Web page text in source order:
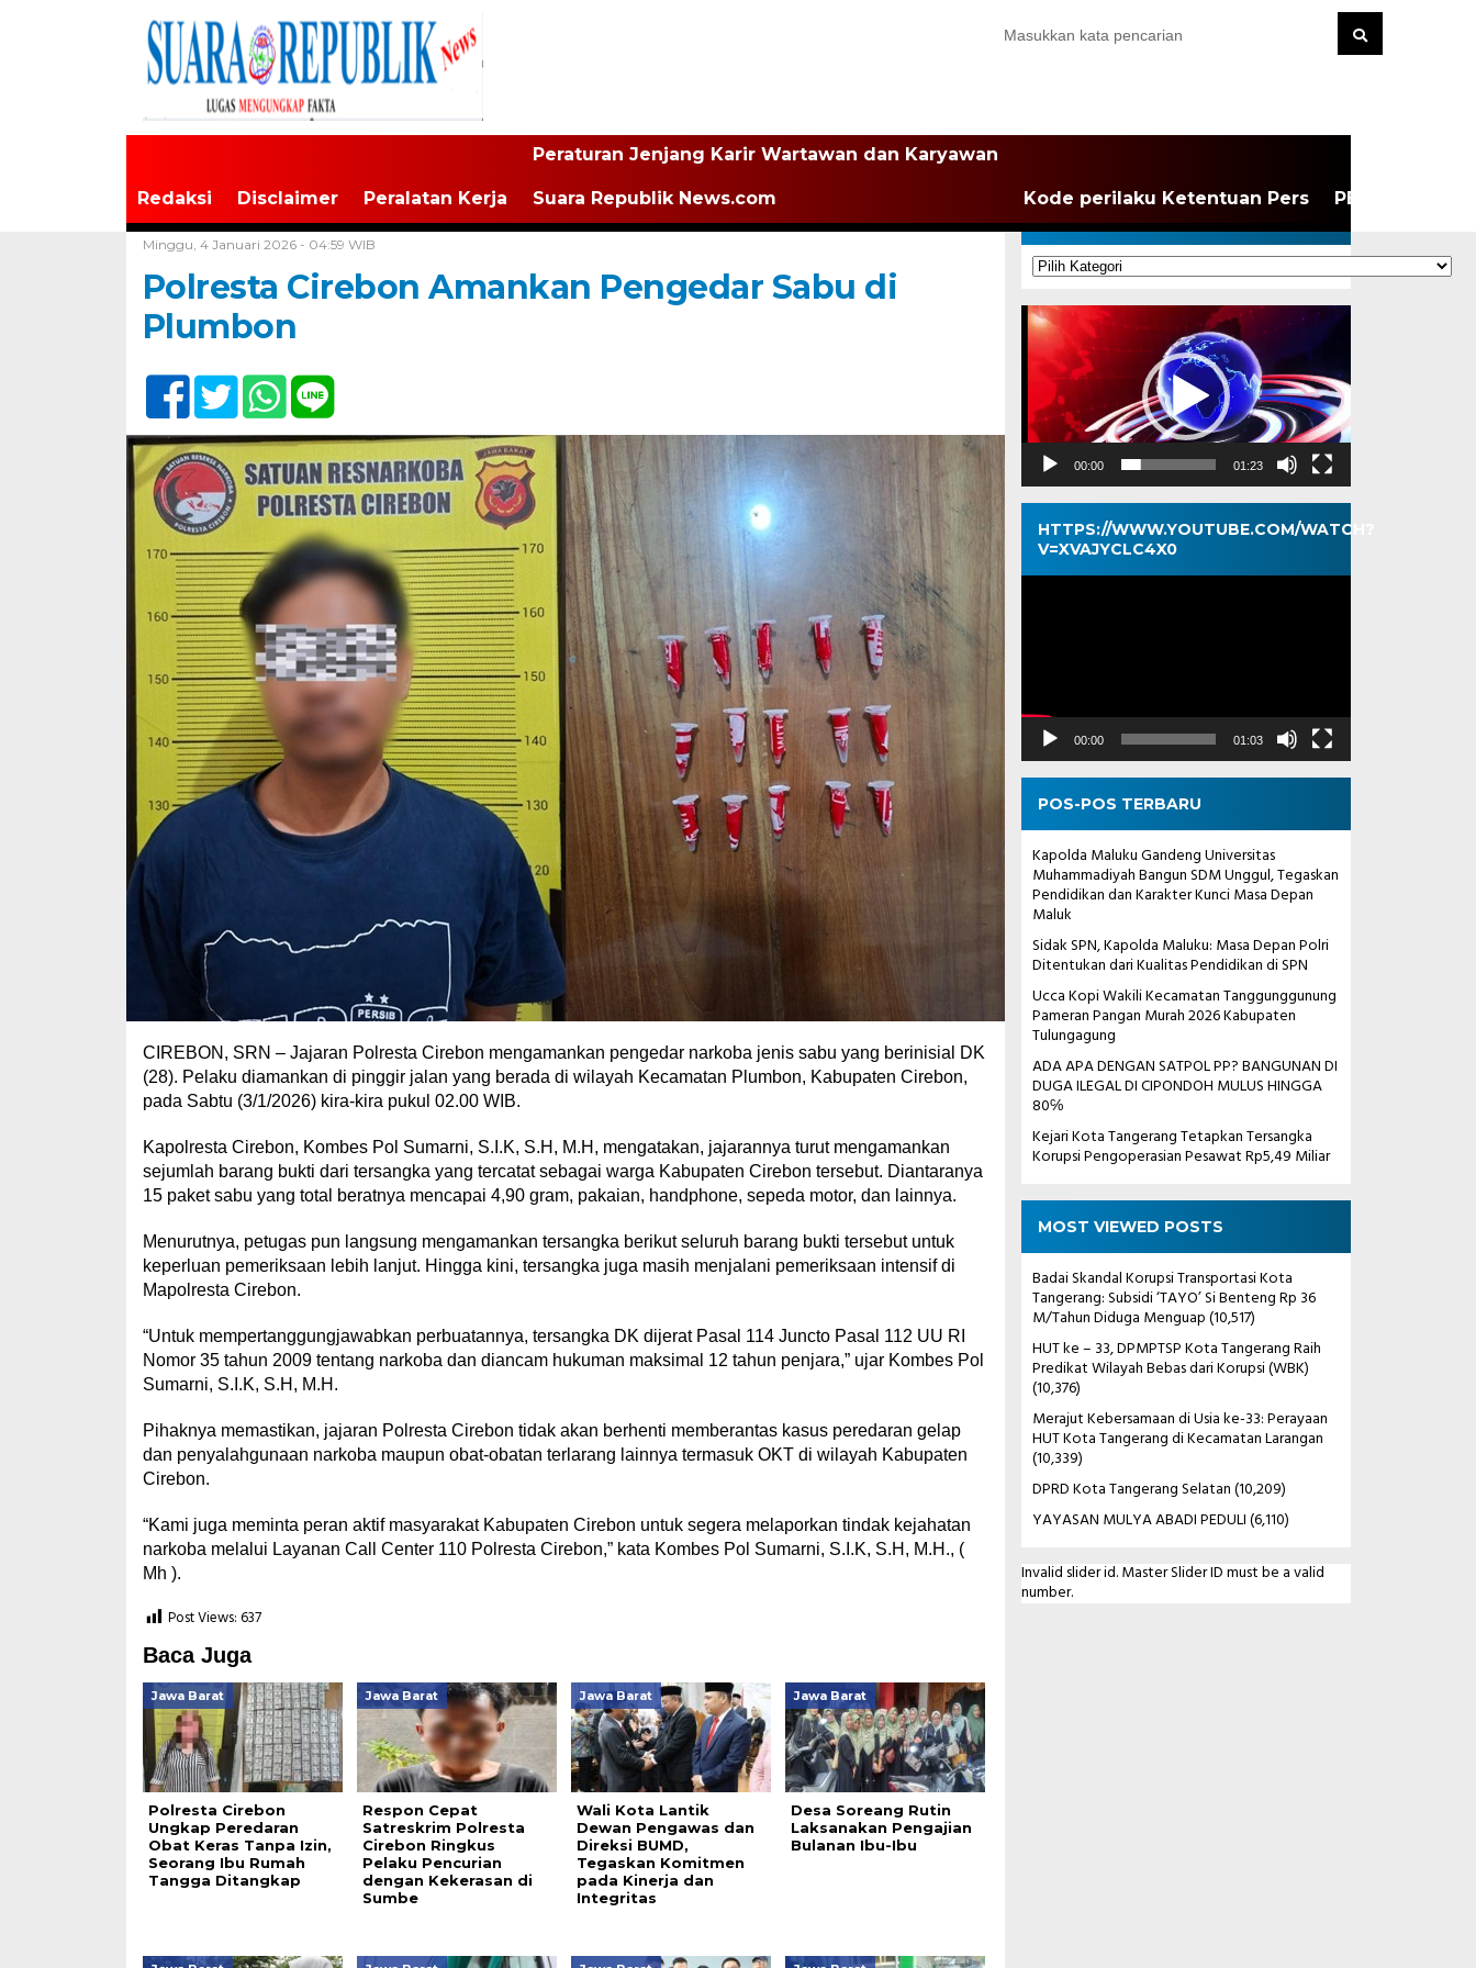
Redaksi Disclaimer Peralatan Kerja
Peraturan Jenjang Karir Wartawan dan Karyawan
Suara Republik News.com Kode perilaku Ketentuan Pers PEDOMAN
Minggu, 4 Januari 2026 - 04:59 WIB
Polresta Cirebon Amankan Pengedar Sabu di
Plumbon
CIREBON, SRN – Jajaran Polresta Cirebon mengamankan pengedar narkoba jenis sabu yang berinisial DK
(28). Pelaku diamankan di pinggir jalan yang berada di wilayah Kecamatan Plumbon, Kabupaten Cirebon,
pada Sabtu (3/1/2026) kira-kira pukul 02.00 WIB.
Kapolresta Cirebon, Kombes Pol Sumarni, S.I.K, S.H, M.H, mengatakan, jajarannya turut mengamankan
sejumlah barang bukti dari tersangka yang tercatat sebagai warga Kabupaten Cirebon tersebut. Diantaranya
15 paket sabu yang total beratnya mencapai 4,90 gram, pakaian, handphone, sepeda motor, dan lainnya.
Menurutnya, petugas pun langsung mengamankan tersangka berikut seluruh barang bukti tersebut untuk
keperluan pemeriksaan lebih lanjut. Hingga kini, tersangka juga masih menjalani pemeriksaan intensif di
Mapolresta Cirebon.
“Untuk mempertanggungjawabkan perbuatannya, tersangka DK dijerat Pasal 114 Juncto Pasal 112 UU RI
Nomor 35 tahun 2009 tentang narkoba dan diancam hukuman maksimal 12 tahun penjara,” ujar Kombes Pol
Sumarni, S.I.K, S.H, M.H.
Pihaknya memastikan, jajaran Polresta Cirebon tidak akan berhenti memberantas kasus peredaran gelap
dan penyalahgunaan narkoba maupun obat-obatan terlarang lainnya termasuk OKT di wilayah Kabupaten
Cirebon.
“Kami juga meminta peran aktif masyarakat Kabupaten Cirebon untuk segera melaporkan tindak kejahatan
narkoba melalui Layanan Call Center 110 Polresta Cirebon,” kata Kombes Pol Sumarni, S.I.K, S.H, M.H., (
Mh ).
Post Views:637
Baca Juga
Jawa Barat
Polresta Cirebon
Ungkap Peredaran
Obat Keras Tanpa Izin,
Seorang Ibu Rumah
Tangga Ditangkap
Jawa Barat
Respon Cepat
Satreskrim Polresta
Cirebon Ringkus
Pelaku Pencurian
dengan Kekerasan di
Sumbe
Jawa Barat
Wali Kota Lantik
Dewan Pengawas dan
Direksi BUMD,
Tegaskan Komitmen
pada Kinerja dan
Integritas
Jawa Barat
Desa Soreang Rutin
Laksanakan Pengajian
Bulanan Ibu-Ibu
KATEGORI
Kategori
Pemutar
Video
00:00 01:23
HTTPS://WWW.YOUTUBE.COM/WATCH?
V=XVAJYCLC4X0
Pemutar
00:00 01:03
POS-POS TERBARU
Kapolda Maluku Gandeng Universitas
Muhammadiyah Bangun SDM Unggul, Tegaskan
Pendidikan dan Karakter Kunci Masa Depan
Maluk
Sidak SPN, Kapolda Maluku: Masa Depan Polri
Ditentukan dari Kualitas Pendidikan di SPN
Ucca Kopi Wakili Kecamatan Tanggunggunung
Pameran Pangan Murah 2026 Kabupaten
Tulungagung
ADA APA DENGAN SATPOL PP? BANGUNAN DI
DUGA ILEGAL DI CIPONDOH MULUS HINGGA
80℅
Kejari Kota Tangerang Tetapkan Tersangka
Korupsi Pengoperasian Pesawat Rp5,49 Miliar
MOST VIEWED POSTS
Badai Skandal Korupsi Transportasi Kota
Tangerang: Subsidi ‘TAYO’ Si Benteng Rp 36
M/Tahun Diduga Menguap(10,517)
HUT ke – 33, DPMPTSP Kota Tangerang Raih
Predikat Wilayah Bebas dari Korupsi (WBK)
(10,376)
Merajut Kebersamaan di Usia ke-33: Perayaan
HUT Kota Tangerang di Kecamatan Larangan
(10,339)
DPRD Kota Tangerang Selatan(10,209)
YAYASAN MULYA ABADI PEDULI(6,110)
Invalid slider id. Master Slider ID must be a valid
number.